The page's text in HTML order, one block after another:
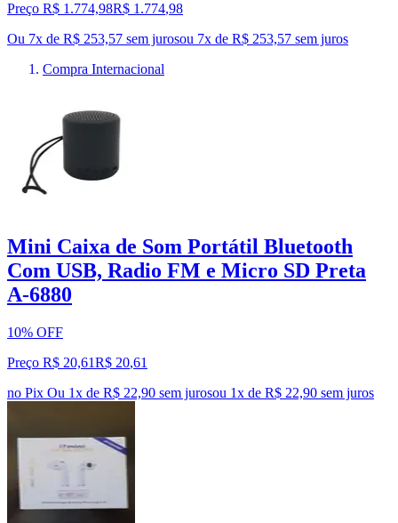
Preço R$ 1.774,98R$ 1.774,98
Ou 7x de R$ 253,57 sem jurosou 7x de R$ 253,57 sem juros
Compra Internacional
Mini Caixa de Som Portátil Bluetooth
Com USB, Radio FM e Micro SD Preta
A-6880
10% OFF
Preço R$ 20,61R$ 20,61
no Pix Ou 1x de R$ 22,90 sem jurosou 1x de R$ 22,90 sem juros